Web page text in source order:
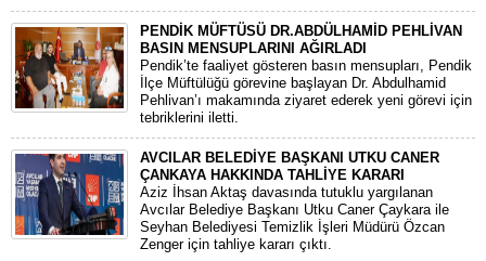
PENDİK MÜFTÜSÜ DR.ABDÜLHAMİD PEHLİVAN
BASIN MENSUPLARINI AĞIRLADI
​Pendik’te faaliyet gösteren basın mensupları, Pendik
İlçe Müftülüğü görevine başlayan Dr. Abdulhamid
Pehlivan’ı makamında ziyaret ederek yeni görevi için
tebriklerini iletti.
AVCILAR BELEDİYE BAŞKANI UTKU CANER
ÇANKAYA HAKKINDA TAHLİYE KARARI
​Aziz İhsan Aktaş davasında tutuklu yargılanan
Avcılar Belediye Başkanı Utku Caner Çaykara ile
Seyhan Belediyesi Temizlik İşleri Müdürü Özcan
Zenger için tahliye kararı çıktı.